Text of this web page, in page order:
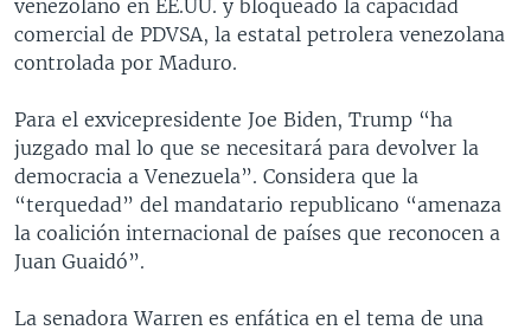
venezolano en EE.UU. y bloqueado la capacidad
comercial de PDVSA, la estatal petrolera venezolana
controlada por Maduro.
Para el exvicepresidente Joe Biden, Trump “ha
juzgado mal lo que se necesitará para devolver la
democracia a Venezuela”. Considera que la
“terquedad” del mandatario republicano “amenaza
la coalición internacional de países que reconocen a
Juan Guaidó”.
La senadora Warren es enfática en el tema de una